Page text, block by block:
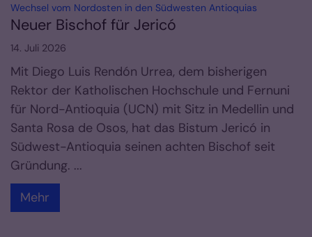
Wechsel vom Nordosten in den Südwesten Antioquias
Neuer Bischof für Jericó
14. Juli 2026
Mit Diego Luis Rendón Urrea, dem bisherigen
Rektor der Katholischen Hochschule und Fernuni
für Nord-Antioquia (UCN) mit Sitz in Medellin und
Santa Rosa de Osos, hat das Bistum Jericó in
Südwest-Antioquia seinen achten Bischof seit
Gründung. ...
Mehr